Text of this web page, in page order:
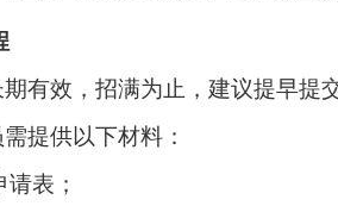
有效，招满为止，建议提早提
提供以下材料：
请表；